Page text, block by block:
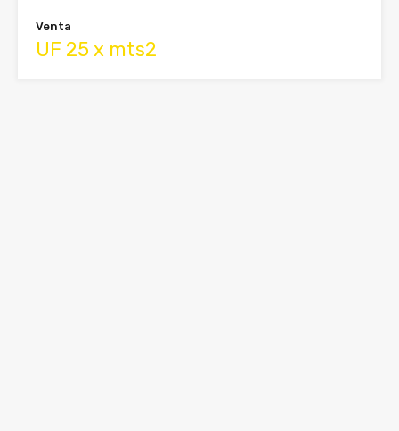
Venta
UF 25 x mts2